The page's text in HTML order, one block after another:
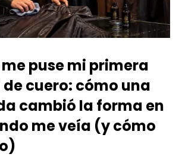
puse mi primera
cuero: cómo una
cambió la forma en
me veía (y cómo